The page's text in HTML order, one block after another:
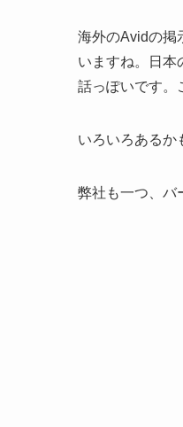
海外のAvidの掲
いますね。日本
話っぽいです。
いろいろあるか
弊社も一つ、バ